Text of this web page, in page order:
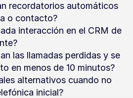
recordatorios automáticos
o contacto?
interacción en el CRM de
las llamadas perdidas y se
en menos de 10 minutos?
alternativos cuando no
inicial?